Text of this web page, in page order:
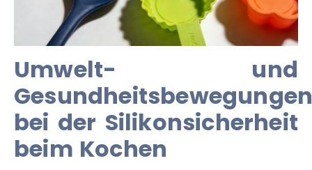
Umwelt- und
bei der Silikonsicherheit
beim Kochen